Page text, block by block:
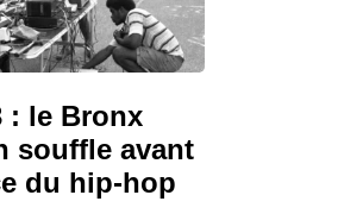
: le Bronx
souffle avant
du hip-hop